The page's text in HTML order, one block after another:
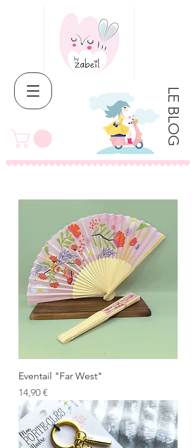
LE BLOG
Eventail "Far West"
Prix
14,90 €